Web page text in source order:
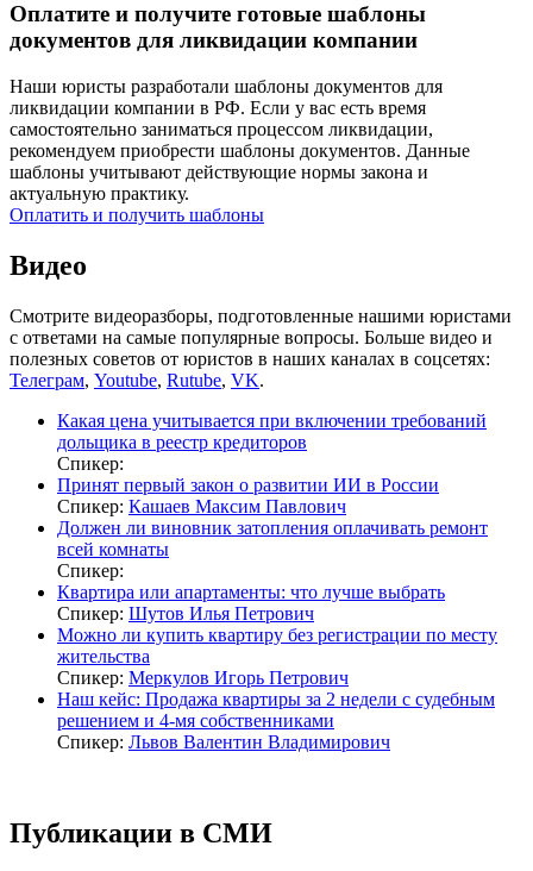
Оплатите и получите готовые шаблоны
документов для ликвидации компании
Наши юристы разработали шаблоны документов для
ликвидации компании в РФ. Если у вас есть время
самостоятельно заниматься процессом ликвидации,
рекомендуем приобрести шаблоны документов. Данные
шаблоны учитывают действующие нормы закона и
актуальную практику.
Оплатить и получить шаблоны
Видео
Смотрите видеоразборы, подготовленные нашими юристами
с ответами на самые популярные вопросы. Больше видео и
полезных советов от юристов в наших каналах в соцсетях:
Телеграм, Youtube, Rutube, VK.
Какая цена учитывается при включении требований
дольщика в реестр кредиторов
Спикер:
Принят первый закон о развитии ИИ в России
Спикер: Кашаев Максим Павлович
Должен ли виновник затопления оплачивать ремонт
всей комнаты
Спикер:
Квартира или апартаменты: что лучше выбрать
Спикер: Шутов Илья Петрович
Можно ли купить квартиру без регистрации по месту
жительства
Спикер: Меркулов Игорь Петрович
Наш кейс: Продажа квартиры за 2 недели с судебным
решением и 4-мя собственниками
Спикер: Львов Валентин Владимирович
Публикации в СМИ